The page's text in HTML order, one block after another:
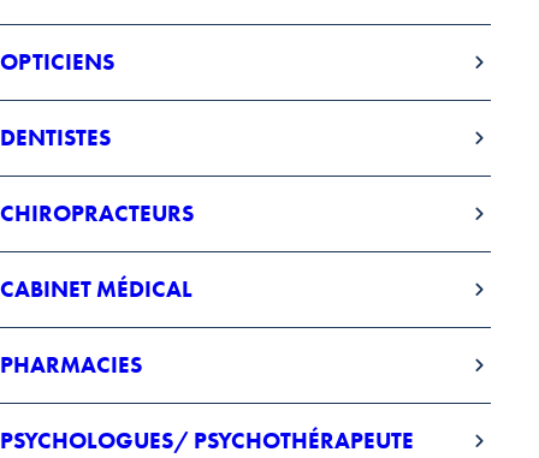
OPTICIENS
DENTISTES
CHIROPRACTEURS
CABINET MÉDICAL
PHARMACIES
PSYCHOLOGUES/ PSYCHOTHÉRAPEUTE